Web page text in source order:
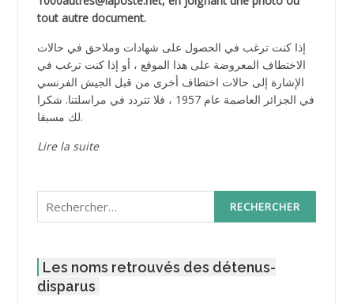
tout autre document.
إذا كنت ترغب في الحصول على شهادات وملاحق في حالات
الاختطاف المعروضة على هذا الموقع ، أو إذا كنت ترغب في
الإشارة إلى حالات اختطاف أخرى من قبل الجيش الفرنسي
في الجزائر العاصمة عام 1957 ، فلا تتردد في مراسلتنا. شكرا
لك مسبقا.
Lire la suite
Rechercher :
Les noms retrouvés des détenus-
disparus